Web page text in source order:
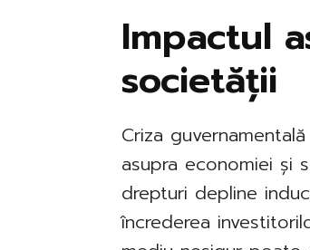
Impactul
societății
Criza
asupra economiei și
drepturi depline
încrederea